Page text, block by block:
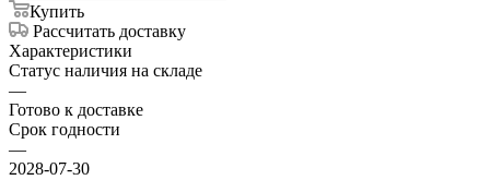
Купить
Рассчитать доставку
Характеристики
Статус наличия на складе
—
Готово к доставке
Срок годности
—
2028-07-30